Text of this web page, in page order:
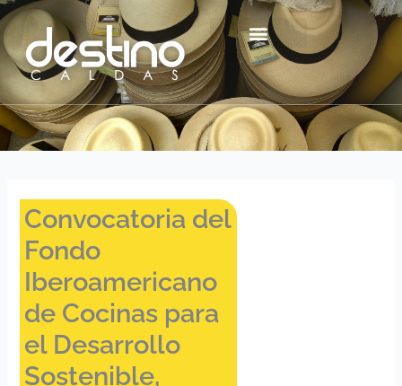
contenido
Ir
al
contenido
Convocatoria del
Fondo
Iberoamericano
de Cocinas para
el Desarrollo
Sostenible,